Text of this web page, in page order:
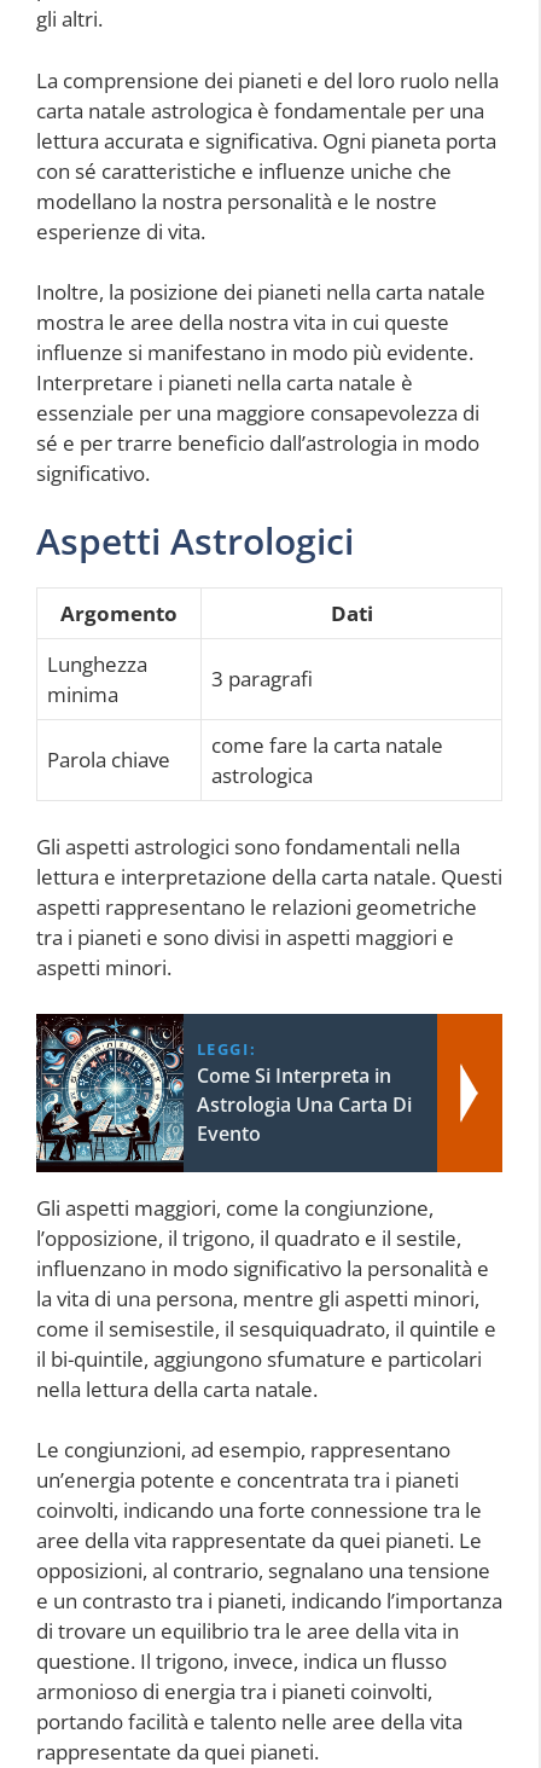
gli altri.
La comprensione dei pianeti e del loro ruolo nella
carta natale astrologica è fondamentale per una
lettura accurata e significativa. Ogni pianeta porta
con sé caratteristiche e influenze uniche che
modellano la nostra personalità e le nostre
esperienze di vita.
Inoltre, la posizione dei pianeti nella carta natale
mostra le aree della nostra vita in cui queste
influenze si manifestano in modo più evidente.
Interpretare i pianeti nella carta natale è
essenziale per una maggiore consapevolezza di
sé e per trarre beneficio dall’astrologia in modo
significativo.
Aspetti Astrologici
Argomento
Dati
Lunghezza
minima
3 paragrafi
Parola chiave
come fare la carta natale
astrologica
Gli aspetti astrologici sono fondamentali nella
lettura e interpretazione della carta natale. Questi
aspetti rappresentano le relazioni geometriche
tra i pianeti e sono divisi in aspetti maggiori e
aspetti minori.
LEGGI:
Come Si Interpreta in
Astrologia Una Carta Di
Evento
Gli aspetti maggiori, come la congiunzione,
l’opposizione, il trigono, il quadrato e il sestile,
influenzano in modo significativo la personalità e
la vita di una persona, mentre gli aspetti minori,
come il semisestile, il sesquiquadrato, il quintile e
il bi-quintile, aggiungono sfumature e particolari
nella lettura della carta natale.
Le congiunzioni, ad esempio, rappresentano
un’energia potente e concentrata tra i pianeti
coinvolti, indicando una forte connessione tra le
aree della vita rappresentate da quei pianeti. Le
opposizioni, al contrario, segnalano una tensione
e un contrasto tra i pianeti, indicando l’importanza
di trovare un equilibrio tra le aree della vita in
questione. Il trigono, invece, indica un flusso
armonioso di energia tra i pianeti coinvolti,
portando facilità e talento nelle aree della vita
rappresentate da quei pianeti.